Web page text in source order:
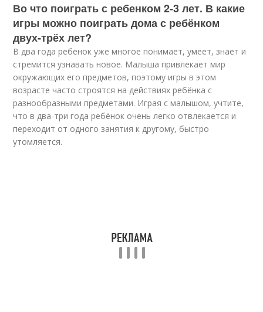
Во что поиграть с ребенком 2-3 лет. В какие
игры можно поиграть дома с ребёнком
двух-трёх лет?
В два года ребёнок уже многое понимает, умеет, знает и
стремится узнавать новое. Малыша привлекает мир
окружающих его предметов, поэтому игры в этом
возрасте часто строятся на действиях ребёнка с
разнообразными предметами. Играя с малышом, учтите,
что в два-три года ребёнок очень легко отвлекается и
переходит от одного занятия к другому, быстро
утомляется.